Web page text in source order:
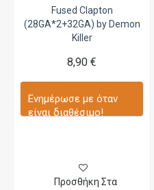
Fused Clapton
(28GA*2+32GA) by Demon
Killer
8,90 €
Ενημέρωσε με όταν
είναι διαθέσιμο!
Προσθήκη Στα